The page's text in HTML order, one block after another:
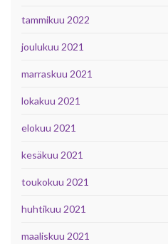
tammikuu 2022
joulukuu 2021
marraskuu 2021
lokakuu 2021
elokuu 2021
kesäkuu 2021
toukokuu 2021
huhtikuu 2021
maaliskuu 2021